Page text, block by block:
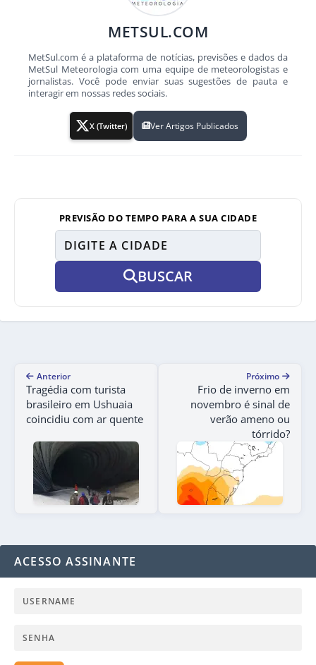
METSUL.COM
MetSul.com é a plataforma de notícias, previsões e dados da
MetSul Meteorologia com uma equipe de meteorologistas e
jornalistas. Você pode enviar suas sugestões de pauta e
interagir em nossas redes sociais.
X (Twitter) Ver Artigos Publicados
PREVISÃO DO TEMPO PARA A SUA CIDADE
BUSCAR
Anterior
Tragédia com turista
brasileiro em Ushuaia
coincidiu com ar quente
Próximo
Frio de inverno em
novembro é sinal de
verão ameno ou
tórrido?
ACESSO ASSINANTE